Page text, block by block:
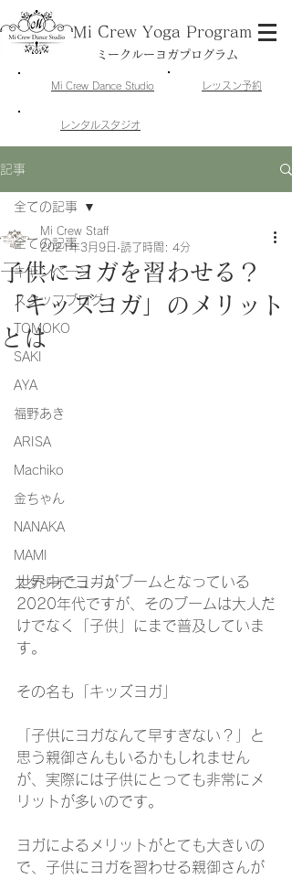
Mi Crew Yoga Program
ミークルーヨガプログラム
​Mi Crew Dance Studio ​レッスン予約
​レンタルスタジオ
記事
全ての記事
キャンペーン
スタッフブログ
TOMOKO
SAKI
AYA
福野あき
ARISA
Machiko
金ちゃん
NANAKA
MAMI
スタジオニュース
全ての記事
子供にヨガを習わせる？
「キッズヨガ」のメリット
とは
Mi Crew Staff
2021年3月9日 読了時間: 4分
世界中でヨガがブームとなっている
2020年代ですが、そのブームは大人だ
けでなく「子供」にまで普及していま
す。
その名も「キッズヨガ」
「子供にヨガなんて早すぎない？」と
思う親御さんもいるかもしれません
が、実際には子供にとっても非常にメ
リットが多いのです。
ヨガによるメリットがとても大きいの
で、子供にヨガを習わせる親御さんが